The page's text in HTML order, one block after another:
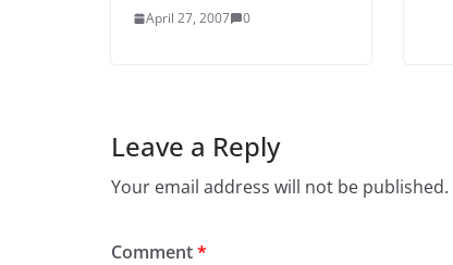
April 27, 2007 0
Leave a Reply
Your email address will not be published.
Comment*